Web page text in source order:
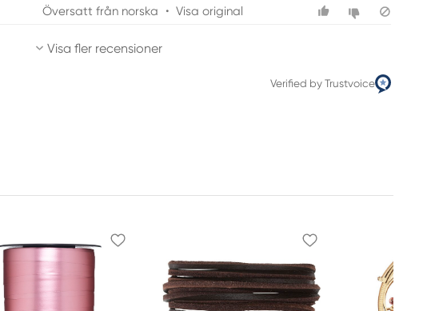
Översatt från norska • Visa original
Visa fler recensioner
Verified by Trustvoice